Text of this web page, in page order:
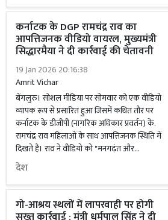
कर्नाटक के DGP रामचंद्र राव का
आपत्तिजनक वीडियो वायरल, मुख्यमंत्री
सिद्धारमैया ने दी कार्रवाई की चेतावनी
19 Jan 2026 20:16:38
Amrit Vichar
बेंगलुरु। सोशल मीडिया पर सोमवार को एक वीडियो
व्यापक रूप से प्रसारित हुआ जिसमें कथित तौर पर
कर्नाटक के डीजीपी (नागरिक अधिकार प्रवर्तन) के.
रामचंद्र राव महिलाओं के साथ आपत्तिजनक स्थिति में
दिखते हैं। राव ने वीडियो को "मनगढ़ंत और...
देश
गो-आश्रय स्थलों में लापरवाही पर होगी